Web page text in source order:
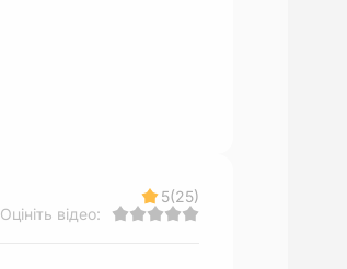
5(25)
Оцініть відео: